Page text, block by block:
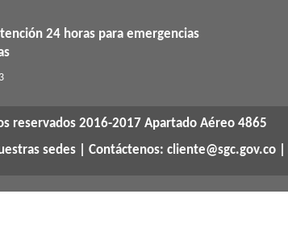
24 horas para emergencias
reservados 2016-2017 Apartado Aéreo 4865
sedes| Contáctenos: cliente@sgc.gov.co |